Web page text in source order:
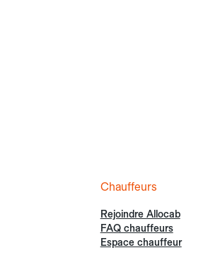
Chauffeurs
Rejoindre Allocab
FAQ chauffeurs
Espace chauffeur